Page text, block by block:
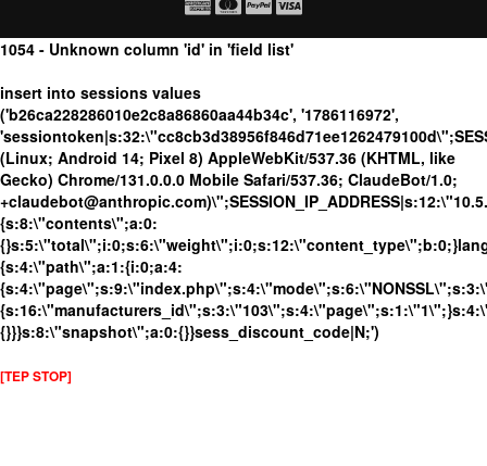
1054 - Unknown column 'id' in 'field list'
insert into sessions values
('b26ca228286010e2c8a86860aa44b34c', '1786116972',
(Linux; Android 14; Pixel 8) AppleWebKit/537.36 (KHTML, like
Gecko) Chrome/131.0.0.0 Mobile Safari/537.36; ClaudeBot/1.0;
{s:8:\"contents\";a:0:
{s:4:\"path\";a:1:{i:0;a:4:
{}}}s:8:\"snapshot\";a:0:{}}sess_discount_code|N;')
[TEP STOP]